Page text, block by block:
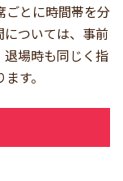
ごとに時間帯を分
については、事前
退場時も同じく指
す。